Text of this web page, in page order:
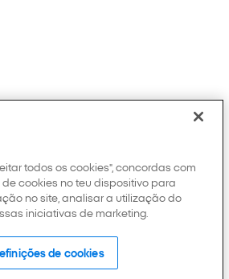
todos os cookies", concordas com
cookies no teu dispositivo para
no site, analisar a utilização do
iniciativas de marketing.
de cookies